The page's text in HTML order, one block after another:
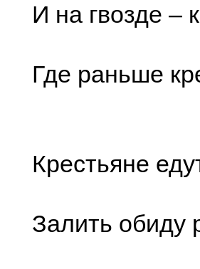
И на гвозде –
Где раньше
Крестьяне
Залить обиду